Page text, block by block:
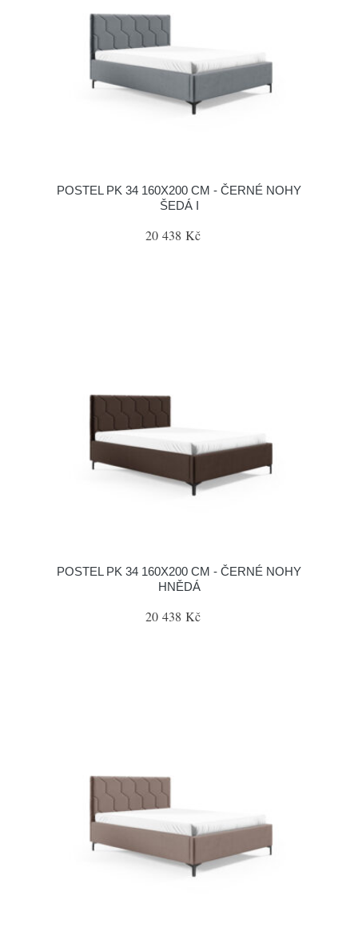
POSTEL PK 34 160X200 CM - ČERNÉ NOHY
ŠEDÁ I
20 438 Kč
POSTEL PK 34 160X200 CM - ČERNÉ NOHY
HNĚDÁ
20 438 Kč